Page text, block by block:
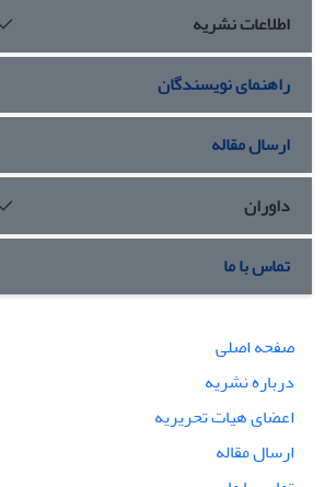
اطلاعات نشریه
راهنمای نویسندگان
ارسال مقاله
داوران
تماس با ما
صفحه اصلی
درباره نشریه
اعضای هیات تحریریه
ارسال مقاله